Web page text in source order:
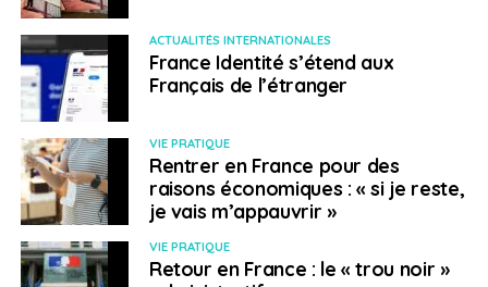
ACTUALITÉS INTERNATIONALES
France Identité s’étend aux
Français de l’étranger
VIE PRATIQUE
Rentrer en France pour des
raisons économiques : « si je reste,
je vais m’appauvrir »
VIE PRATIQUE
Retour en France : le « trou noir »